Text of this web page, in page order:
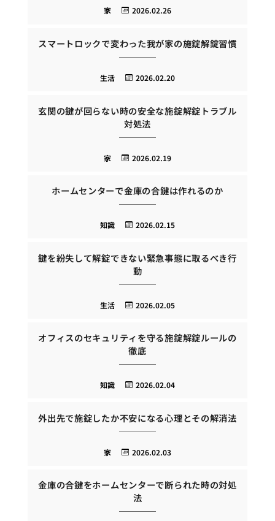
2026.02.26
家
スマートロックで変わった我が家の施錠解錠習慣
2026.02.20
生活
玄関の鍵が回らない時の安全な施錠解錠トラブル
対処法
2026.02.19
家
ホームセンターで金庫の合鍵は作れるのか
2026.02.15
知識
鍵を紛失して解錠できない緊急事態に取るべき行
動
2026.02.05
生活
オフィスのセキュリティを守る施錠解錠ルールの
徹底
2026.02.04
知識
外出先で施錠したか不安になる心理とその解消法
2026.02.03
家
金庫の合鍵をホームセンターで断られた時の対処
法